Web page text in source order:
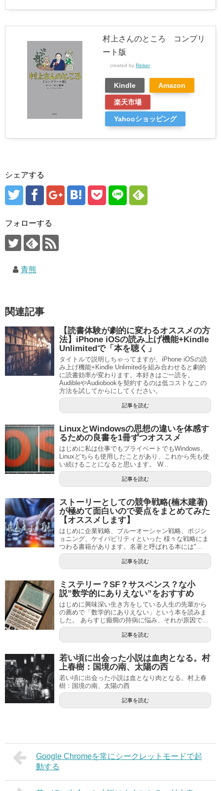
村上さんのところ コンプリ
ート版
created by Rinker
Kindle Amazon
楽天市場
Yahooショッピング
シェアする
フォローする
青熊
関連記事
【読書体験が劇的に変わるオススメの方
法】iPhone iOSの読み上げ機能+Kindle
Unlimitedで「本を聴く」
タイトルで説明しちゃってますが、iPhone iOSの読
み上げ機能+Kindle Unlimitedを組み合わせると劇的
に読書効率が変わります。本好きはご一読を。
AudibleやAudiobookを契約するのは低コストなこの
方法を試してからにしてください。
記事を読む
LinuxとWindowsの思想の違いを体感す
るための良書を1冊ずつオススメ
はじめに私は仕事でもプライベートでもWindows、
Linuxどちらも使用したことがあり、これから先も使
い続けることになると思います。 W...
記事を読む
ストーリーとしての競争戦略(楠木建著)
が極めて面白いので要点をまとめてみた
【オススメします】
はじめに企業戦略、ブルーオーシャン戦略、ポジシ
ョニング、ケイパビリティといった 様々な戦略にま
つわる書籍があります。名著と呼ばれる本には"...
記事を読む
ミステリー？SF？サスペンス？な小
説”数学的にありえない”をおすすめ
はじめに興味深い生き方をしている人生の先輩から
の薦めで「数学的にありえない」という本を読みま
した。 あらすじ癲癇の持病に悩み、それが原因で...
記事を読む
若い頃に出会った小説は血肉となる。村
上春樹：国境の南、太陽の西
若い頃に出会った小説は血となり肉となる。村上春
樹：国境の南、太陽の西
記事を読む
Google Chromeを常にシークレットモードで起
動する